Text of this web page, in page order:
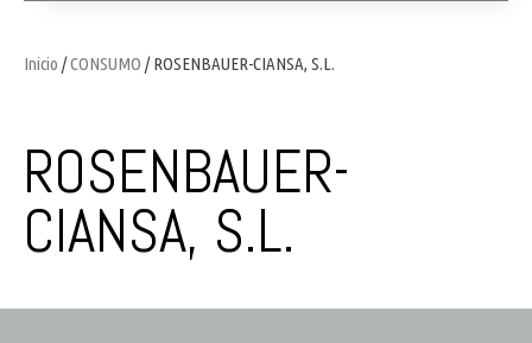
Inicio /CONSUMO / ROSENBAUER-CIANSA, S.L.
ROSENBAUER-
CIANSA, S.L.